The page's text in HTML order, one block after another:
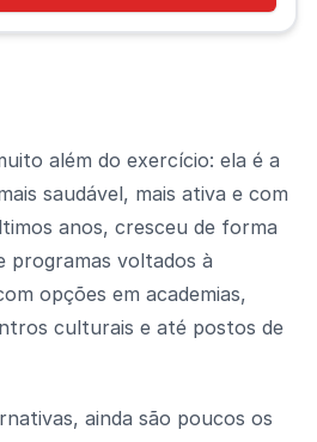
além do exercício: ela é a
saudável, mais ativa e com
anos, cresceu de forma
programas voltados à
opções em academias,
culturais e até postos de
ainda são poucos os